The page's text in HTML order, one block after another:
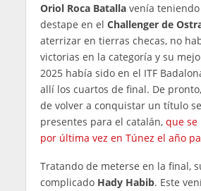
Oriol Roca Batallavenía teniendo
destape en el Challenger de
aterrizar en tierras checas, no
victorias en la categoría y su
2025 había sido en el ITF
allí los cuartos de final. De
de volver a conquistar un título
presentes para el catalán, que se
por última vez en Túnez el año
Tratando de meterse en la final,
complicado Hady Habib. Este